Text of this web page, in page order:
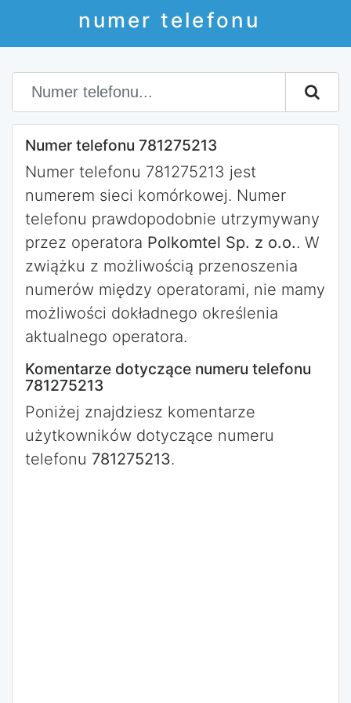
numer telefonu
Numer telefonu 781275213
Numer telefonu 781275213 jest
numerem sieci komórkowej. Numer
telefonu prawdopodobnie utrzymywany
przez operatora Polkomtel Sp. z o.o.. W
zwiążku z możliwością przenoszenia
numerów między operatorami, nie mamy
możliwości dokładnego określenia
aktualnego operatora.
Komentarze dotyczące numeru telefonu
781275213
Poniżej znajdziesz komentarze
użytkowników dotyczące numeru
telefonu 781275213.